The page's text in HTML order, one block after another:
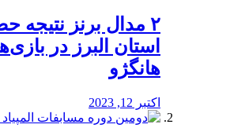
استان البرز در
هانگژو
اکتبر 12, 2023